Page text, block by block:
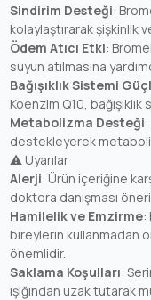
Sindirim Desteği:
kolaylaştırarak şişkinlik
Ödem Atıcı Etki:
suyun atılmasına
Bağışıklık Sistemi
Koenzim Q10,
Metabolizma Desteği
destekleyerek
⚠️ Uyarılar
Alerji: Ürün içeriğine
doktora danışması
Hamilelik ve Emzirme:
bireylerin kullanmadan
önemlidir.
Saklama Koşulları:
ışığından uzak tutarak